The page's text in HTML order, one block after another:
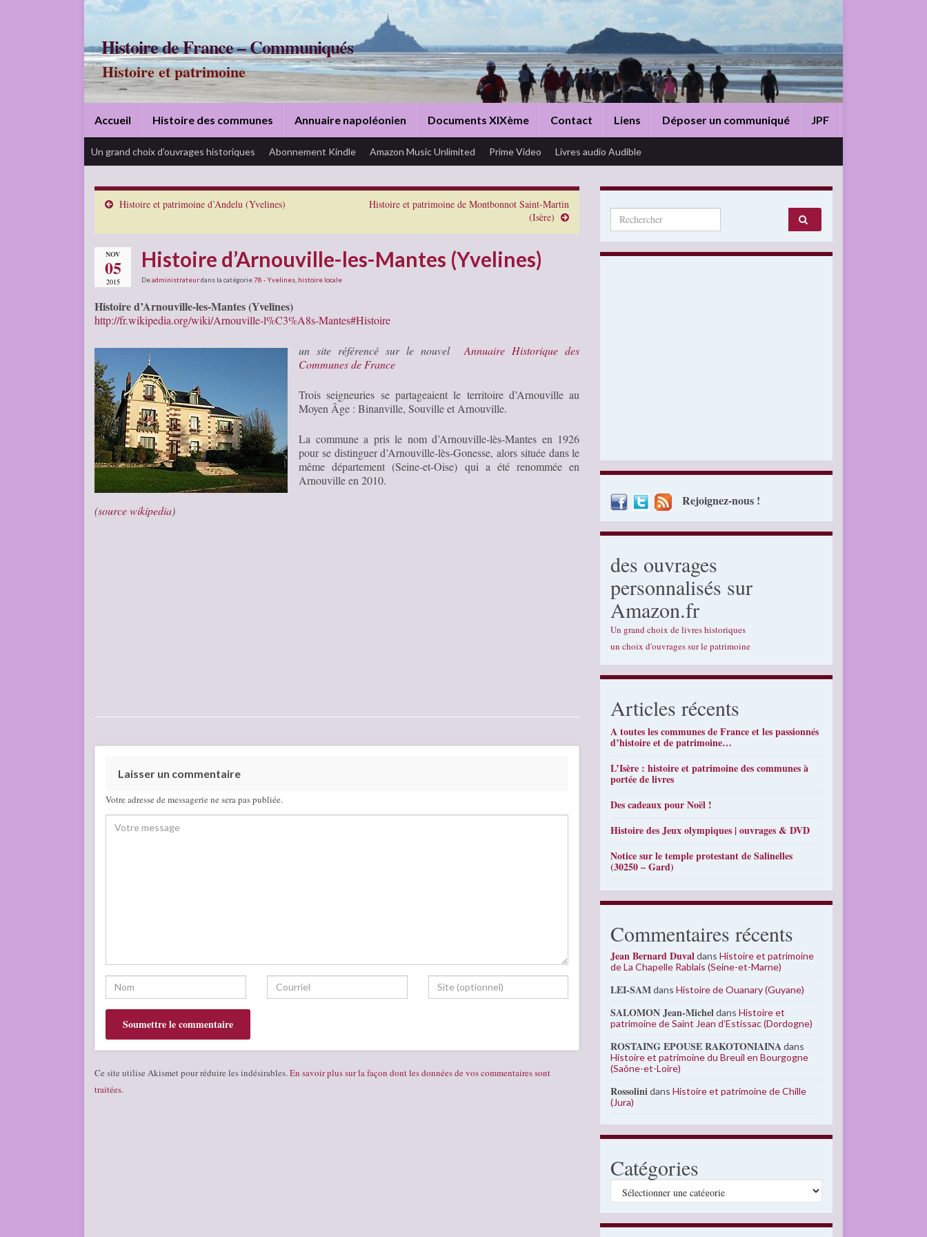
Histoire de France – Communiqués
Histoire et patrimoine
Accueil Histoire des communes Annuaire napoléonien Documents XIXème Contact Liens Déposer un communiqué JPF
Un grand choix d’ouvrages historiques Abonnement Kindle Amazon Music Unlimited Prime Video Livres audio Audible
Histoire et patrimoine d’Andelu (Yvelines)
Histoire et patrimoine de Montbonnot Saint-Martin
(Isère)
NOV
05
2015
Histoire d’Arnouville-les-Mantes (Yvelines)
Deadministrateurdans la catégorie78 - Yvelines histoire locale
Histoire d’Arnouville-les-Mantes (Yvelines)
http://fr.wikipedia.org/wiki/Arnouville-l%C3%A8s-Mantes#Histoire
un site référencé sur le nouvelAnnuaire Historique des
Communes de France
Trois seigneuries se partageaient le territoire d’Arnouville au
Moyen Âge : Binanville, Souville et Arnouville.
La commune a pris le nom d’Arnouville-lès-Mantes en 1926
pour se distinguer d’Arnouville-lès-Gonesse, alors située dans le
même département (Seine-et-Oise) qui a été renommée en
Arnouville en 2010.
(source wikipedia)
Laisser un commentaire
Votre adresse de messagerie ne sera pas publiée.
Ce site utilise Akismet pour réduire les indésirables. En savoir plus sur la façon dont les données de vos commentaires sont
traitées.
Search for:
Rejoignez-nous !
des ouvrages
personnalisés sur
Amazon.fr
Un grand choix de livres historiques
un choix d'ouvrages sur le patrimoine
Articles récents
A toutes les communes de France et les passionnés
d’histoire et de patrimoine…
L’Isère : histoire et patrimoine des communes à
portée de livres
Des cadeaux pour Noël !
Histoire des Jeux olympiques | ouvrages & DVD
Notice sur le temple protestant de Salinelles
(30250 – Gard)
Commentaires récents
Jean Bernard DuvaldansHistoire et patrimoine
de La Chapelle Rablais (Seine-et-Marne)
LEI-SAMdansHistoire de Ouanary (Guyane)
SALOMON Jean-MicheldansHistoire et
patrimoine de Saint Jean d’Estissac (Dordogne)
ROSTAING EPOUSE RAKOTONIAINAdans
Histoire et patrimoine du Breuil en Bourgogne
(Saône-et-Loire)
RossolinidansHistoire et patrimoine de Chille
(Jura)
Catégories
Catégories